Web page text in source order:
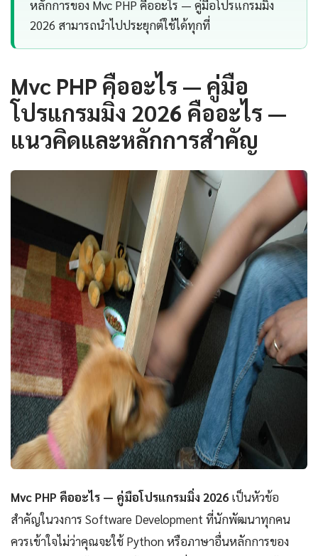
หลักการของ Mvc PHP คืออะไร — คู่มือโปรแกรมมิ่ง
2026 สามารถนำไปประยุกต์ใช้ได้ทุกที่
Mvc PHP คืออะไร — คู่มือ
โปรแกรมมิ่ง 2026 คืออะไร —
แนวคิดและหลักการสำคัญ
Mvc PHP คืออะไร — คู่มือโปรแกรมมิ่ง 2026 เป็นหัวข้อ
สำคัญในวงการ Software Development ที่นักพัฒนาทุกคน
ควรเข้าใจไม่ว่าคุณจะใช้ Python หรือภาษาอื่นหลักการของ